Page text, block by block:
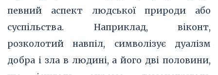
певний аспект людської природи або
суспільства. Наприклад, віконт,
розколотий навпіл, символізує дуалізм
добра і зла в людині, а його дві половини,